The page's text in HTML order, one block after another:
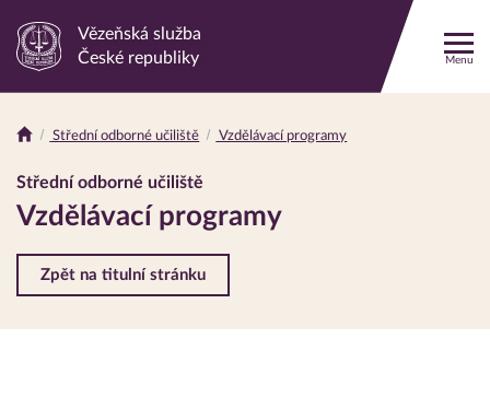
Odkaz
stránku
Vězeňská služba
České republiky
Menu
Drobečková
navigace
Střední odborné učiliště Vzdělávací programy
Střední odborné učiliště
Vzdělávací programy
Zpět na titulní stránku